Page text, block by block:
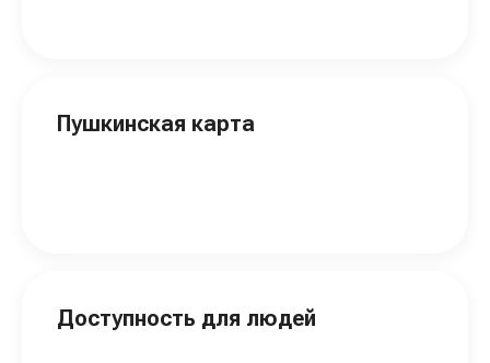
Пушкинская карта
Доступность для людей